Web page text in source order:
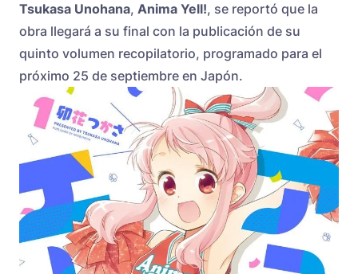
Tsukasa Unohana, Anima Yell!, se reportó que la
obra llegará a su final con la publicación de su
quinto volumen recopilatorio, programado para el
próximo 25 de septiembre en Japón.